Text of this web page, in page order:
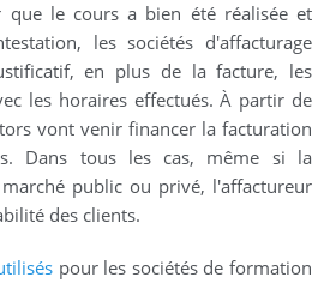
que le cours a bien été réalisée et
les sociétés d'affacturage
en plus de la facture, les
les horaires effectués. À partir de
vont venir financer la facturation
Dans tous les cas, même si la
public ou privé, l'affactureur
des clients.
pour les sociétés de formation